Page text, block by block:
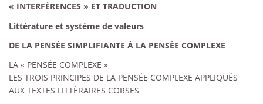
« INTERFÉRENCES » ET TRADUCTION
Littérature et système de valeurs
DE LA PENSÉE SIMPLIFIANTE À LA PENSÉE COMPLEXE
LA « PENSÉE COMPLEXE »
LES TROIS PRINCIPES DE LA PENSÉE COMPLEXE APPLIQUÉS
AUX TEXTES LITTÉRAIRES CORSES